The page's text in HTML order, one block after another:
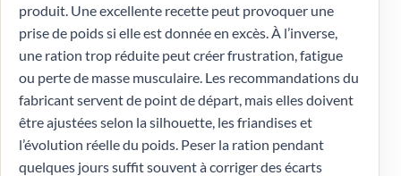
produit. Une excellente recette peut provoquer une
prise de poids si elle est donnée en excès. À l’inverse,
une ration trop réduite peut créer frustration, fatigue
ou perte de masse musculaire. Les recommandations du
fabricant servent de point de départ, mais elles doivent
être ajustées selon la silhouette, les friandises et
l’évolution réelle du poids. Peser la ration pendant
quelques jours suffit souvent à corriger des écarts